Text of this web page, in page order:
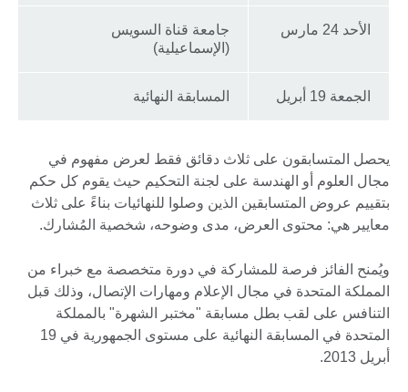
الأحد 24 مارس
جامعة قناة السويس
(الإسماعيلية)
الجمعة 19 أبريل المسابقة النهائية
يحصل المتسابقون على ثلاث دقائق فقط لعرض مفهوم في
مجال العلوم أو الهندسة على لجنة التحكيم حيث يقوم كل حكم
بتقييم عروض المتسابقين الذين وصلوا للنهائيات بناءً على ثلاث
معايير هي: محتوى العرض، مدى وضوحه، شخصية المُشارك.
ويُمنح الفائز فرصة للمشاركة في دورة متخصصة مع خبراء من
المملكة المتحدة في مجال الإعلام ومهارات الإتصال، وذلك قبل
التنافس على لقب بطل مسابقة "مختبر الشهرة" بالمملكة
المتحدة في المسابقة النهائية على مستوى الجمهورية في 19
أبريل 2013.